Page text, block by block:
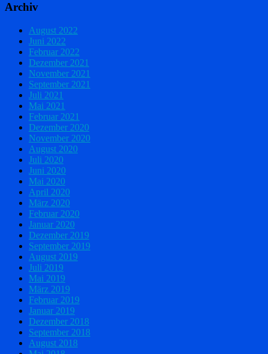
Archiv
August 2022
Juni 2022
Februar 2022
Dezember 2021
November 2021
September 2021
Juli 2021
Mai 2021
Februar 2021
Dezember 2020
November 2020
August 2020
Juli 2020
Juni 2020
Mai 2020
April 2020
März 2020
Februar 2020
Januar 2020
Dezember 2019
September 2019
August 2019
Juli 2019
Mai 2019
März 2019
Februar 2019
Januar 2019
Dezember 2018
September 2018
August 2018